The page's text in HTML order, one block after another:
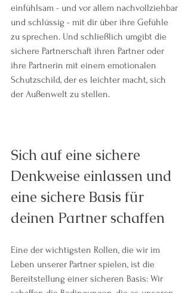
einfühlsam - und vor allem nachvollziehbar
und schlüssig - mit dir über ihre Gefühle
zu sprechen. Und schließlich umgibt die
sichere Partnerschaft ihren Partner oder
ihre Partnerin mit einem emotionalen
Schutzschild, der es leichter macht, sich
der Außenwelt zu stellen.
Sich auf eine sichere
Denkweise einlassen und
eine sichere Basis für
deinen Partner schaffen
Eine der wichtigsten Rollen, die wir im
Leben unserer Partner spielen, ist die
Bereitstellung einer sicheren Basis: Wir